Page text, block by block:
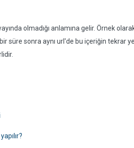
olmadığı anlamına gelir. Örnek
süre sonra aynı url'de bu içeriğin tekrar